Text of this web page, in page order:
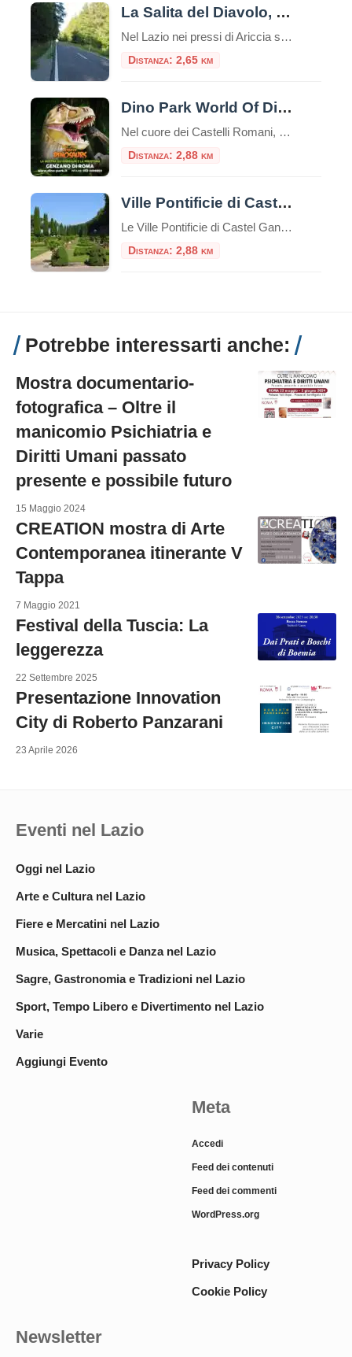
La Salita del Diavolo, la strada antigravitazionale
Nel Lazio nei pressi di Ariccia sui Castelli Romani esiste una strada magica, la “Salita Stregata” o “Salita del Diavolo“: lungo una salita rettilinea, ogni cosa lasciata libera sul suolo, invece di scendere inizia a salire! La strada si trova precisamente al Km. 11,600 della Strada Statale 218, a pochi passi da Roma. Questo insolito […]
Distanza: 2,65 km
Dino Park World Of Dinosaurs
Nel cuore dei Castelli Romani, a pochi chilometri da Roma, si nasconde un’esperienza unica che permette di fare un salto indietro nel tempo di milioni di anni. Il Dino Park World Of Dinosaurs di Genzano di Roma è un parco tematico dedicato interamente ai giganti del passato, che offre un’avventura coinvolgente ed educativa per tutta […]
Distanza: 2,88 km
Ville Pontificie di Castel Gandolfo
Le Ville Pontificie di Castel Gandolfo sono un insieme di palazzi e giardini appartenenti al Vaticano; estese per circa 55 ettari, più della Città del Vaticano nel centro di Roma che è solo 44 ettari. È una delle più grandi aree extraterritoriali della Santa Sede in Italia. Comprende il Palazzo Papale e tre ville storiche: […]
Distanza: 2,88 km
Potrebbe interessarti anche:
Mostra documentario-
fotografica – Oltre il
manicomio Psichiatria e
Diritti Umani passato
presente e possibile futuro
15 Maggio 2024
CREATION mostra di Arte
Contemporanea itinerante V
Tappa
7 Maggio 2021
Festival della Tuscia: La
leggerezza
22 Settembre 2025
Presentazione Innovation
City di Roberto Panzarani
23 Aprile 2026
Eventi nel Lazio
Oggi nel Lazio
Arte e Cultura nel Lazio
Fiere e Mercatini nel Lazio
Musica, Spettacoli e Danza nel Lazio
Sagre, Gastronomia e Tradizioni nel Lazio
Sport, Tempo Libero e Divertimento nel Lazio
Varie
Aggiungi Evento
Meta
Accedi
Feed dei contenuti
Feed dei commenti
WordPress.org
Privacy Policy
Cookie Policy
Newsletter